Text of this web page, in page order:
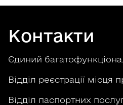
Контакти
Єдиний
Відділ реєстрації місця
Відділ паспортних